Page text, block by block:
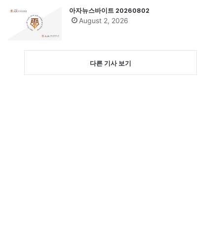
아자뉴스바이트 20260802
August 2, 2026
다른 기사 보기